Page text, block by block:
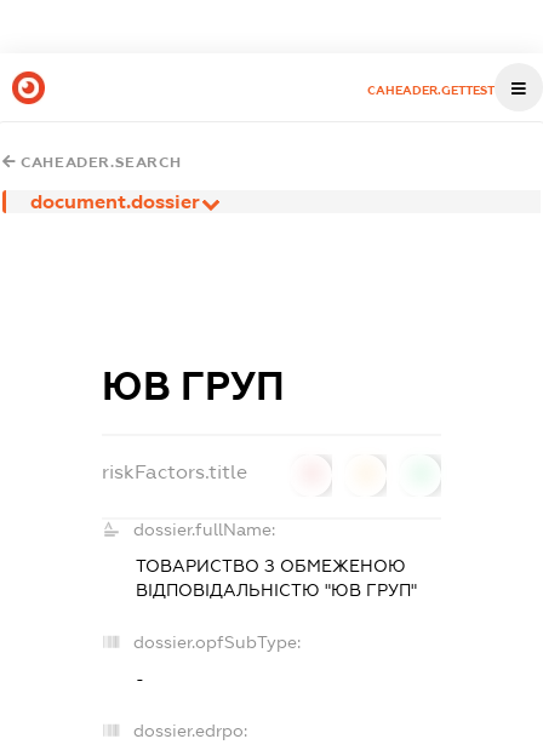
CAHEADER.GETTEST
CAHEADER.SEARCH
document.dossier
ЮВ ГРУП
riskFactors.title
dossier.fullName:
ТОВАРИСТВО З ОБМЕЖЕНОЮ
ВІДПОВІДАЛЬНІСТЮ "ЮВ ГРУП"
dossier.opfSubType:
-
dossier.edrpo: